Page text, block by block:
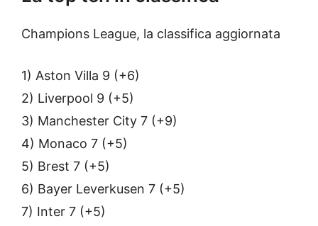
Champions League, la classifica aggiornata
1) Aston Villa 9 (+6)
2) Liverpool 9 (+5)
3) Manchester City 7 (+9)
4) Monaco 7 (+5)
5) Brest 7 (+5)
6) Bayer Leverkusen 7 (+5)
7) Inter 7 (+5)